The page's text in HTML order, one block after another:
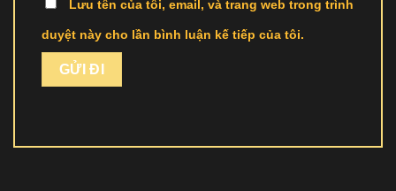
Lưu tên của tôi, email, và trang web trong trình
duyệt này cho lần bình luận kế tiếp của tôi.